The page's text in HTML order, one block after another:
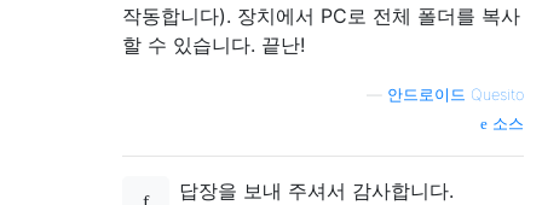
작동합니다). 장치에서 PC로 전체 폴더를 복사
할 수 있습니다. 끝난!
안드로이드 Quesito
소스
답장을 보내 주셔서 감사합니다.